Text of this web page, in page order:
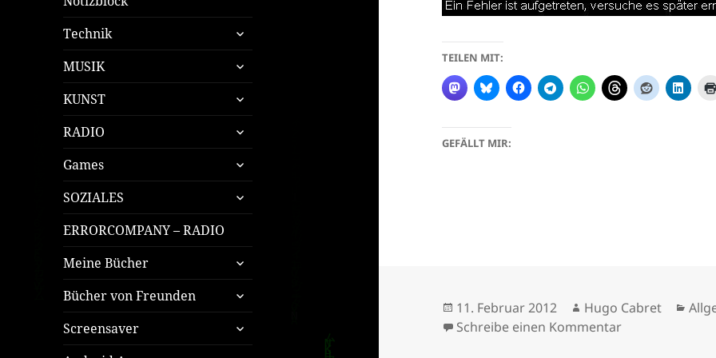
Technik
untermenü
öffnen
MUSIK
untermenü
öffnen
KUNST
untermenü
öffnen
RADIO
untermenü
öffnen
Games
untermenü
öffnen
SOZIALES
untermenü
öffnen
ERRORCOMPANY – RADIO
Meine Bücher
untermenü
öffnen
Bücher von Freunden
untermenü
öffnen
Screensaver
untermenü
öffnen
TEILEN MIT:
GEFÄLLT MIR:
Veröffentlicht
am
11. Februar 2012 Autor
Hugo Cabret
Schreibe einen Kommentarzu Unbenannt-